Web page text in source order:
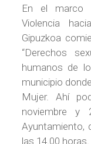
En el marco
Violencia
Gipuzkoa
“Derechos
humanos de
municipio
Mujer. Ahí
noviembre
Ayuntamiento,
las 14.00 horas.